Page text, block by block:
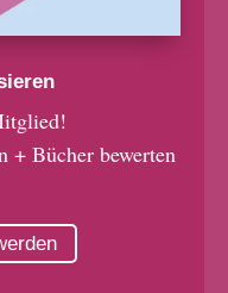
+ Bücher bewerten